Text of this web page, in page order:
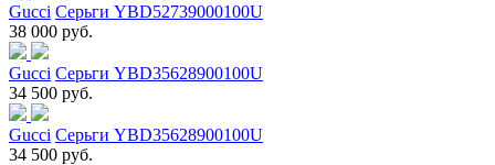
Gucci Серьги YBD52739000100U
38 000 руб.
Gucci Серьги YBD35628900100U
34 500 руб.
Gucci Серьги YBD35628900100U
34 500 руб.